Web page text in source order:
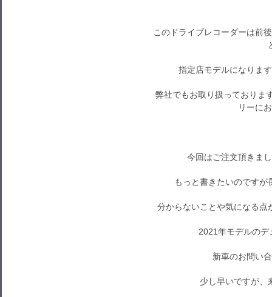
このドライブレコーダーは前
指定店モデルになりま
弊社でもお取り扱っておりま
リーに
今回はご注文頂きま
もっと書きたいのです
分からないことや気になる点
2021年モデルの
新車のお問い
少し早いですが、